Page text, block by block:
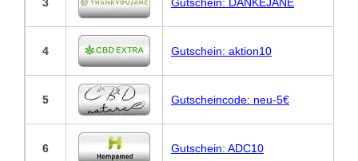
4 Gutschein: aktion10
5 Gutscheincode: neu-5€
6 Gutschein: ADC10